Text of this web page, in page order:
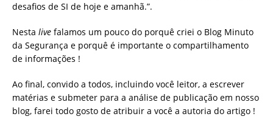
desafios de SI de hoje e amanhã.”.
Nesta live falamos um pouco do porquê criei o Blog Minuto
da Segurança e porquê é importante o compartilhamento
de informações !
Ao final, convido a todos, incluindo você leitor, a escrever
matérias e submeter para a análise de publicação em nosso
blog, farei todo gosto de atribuir a você a autoria do artigo !